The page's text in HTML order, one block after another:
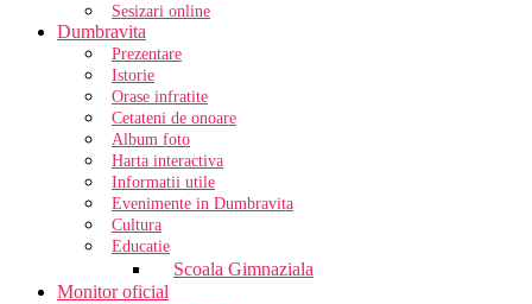
Sesizari online
Dumbravita
Prezentare
Istorie
Orase infratite
Cetateni de onoare
Album foto
Harta interactiva
Informatii utile
Evenimente in Dumbravita
Cultura
Educatie
Scoala Gimnaziala
Monitor oficial